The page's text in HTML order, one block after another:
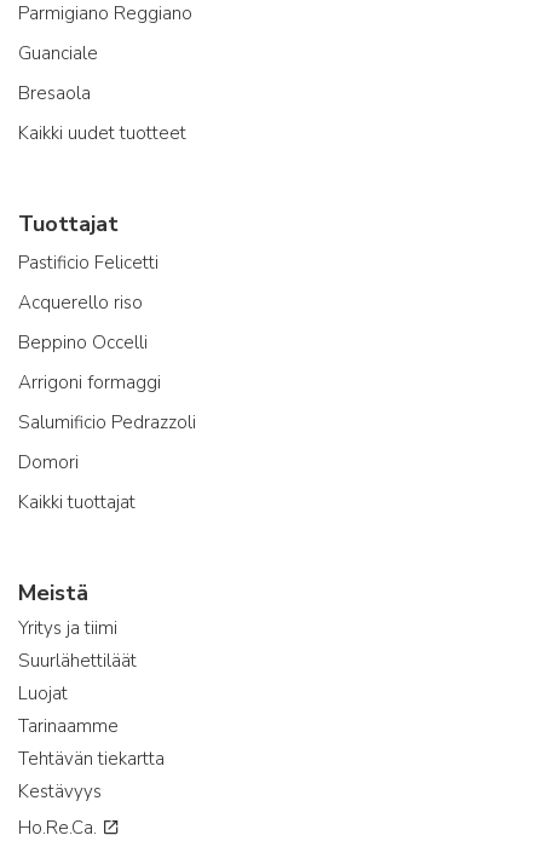
Parmigiano Reggiano
Guanciale
Bresaola
Kaikki uudet tuotteet
Tuottajat
Pastificio Felicetti
Acquerello riso
Beppino Occelli
Arrigoni formaggi
Salumificio Pedrazzoli
Domori
Kaikki tuottajat
Meistä
Yritys ja tiimi
Suurlähettiläät
Luojat
Tarinaamme
Tehtävän tiekartta
Kestävyys
Ho.Re.Ca.